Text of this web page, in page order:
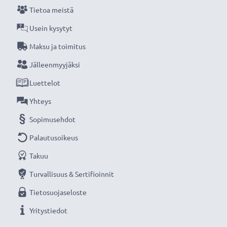
Tehokkaat ja turvallinset CELLONIC tarvikeakut
edullisesti sähkötyökaluihin, kuten porakoneisiin,
sähkösahoihin.
★ 3 vuoden takuu ★
Olemme vuonna 2004 perustettu kansainvälinen
siksi tarjoamme 36 kuukauden takuun!
Tietoa meistä
Usein kysytyt
Maksu ja toimitus
Jälleenmyyjäksi
Luettelot
Yhteys
Sopimusehdot
Palautusoikeus
Takuu
Turvallisuus & Sertifioinnit
Tietosuojaseloste
Yritystiedot